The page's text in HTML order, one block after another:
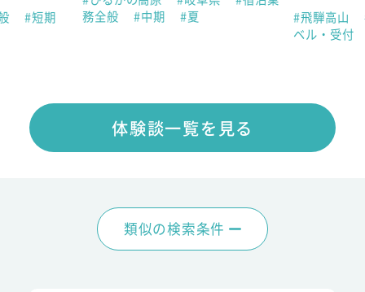
#短期
務全般
#中期 #夏 #飛騨高山
ベル・受付
体験談一覧を見る
類似の検索条件